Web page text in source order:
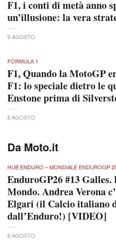
F1, i conti di metà anno
un’illusione: la vera
9 AGOSTO
FORMULA 1
F1, Quando la MotoGP
F1: lo speciale dietro le
Enstone prima di
8 AGOSTO
Da Moto.it
HUB ENDURO – MONDIALE ENDUROGP
EnduroGP26 #13
Mondo. Andrea Verona
Elgari (il Calcio italiano
dall’Enduro!) [VIDEO]
9 AGOSTO